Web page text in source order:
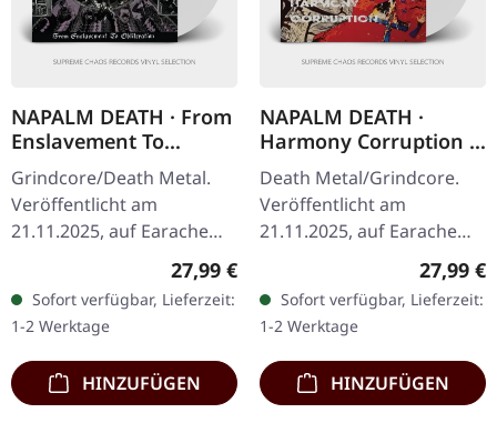
NAPALM DEATH · From
Enslavement To
Obliteration | WHITE
LP
Grindcore/Death Metal.
Veröffentlicht am
21.11.2025, auf Earache
Records. Weißes Vinyl LP
im Standard Cover. Plastic
Head Exklusiv-Edition. Das
ist…
Regulärer Preis:
27,99 €
Sofort verfügbar, Lieferzeit:
1-2 Werktage
HINZUFÜGEN
NAPALM DEATH ·
Harmony Corruption |
WHITE LP
Death Metal/Grindcore.
Veröffentlicht am
21.11.2025, auf Earache
Records. Weißes Vinyl LP
in Standard-Cover. Plastic
Head Exklusiv-Edition.…
27,99 €
Sofort verfügbar, Lieferzeit:
1-2 Werktage
HINZUFÜGEN